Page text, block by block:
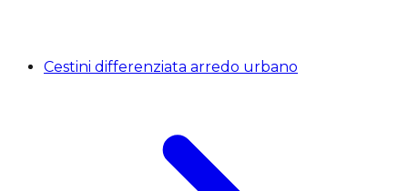
Cestini differenziata arredo urbano